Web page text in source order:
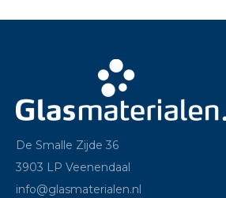
De Smalle Zijde 36
3903 LP Veenendaal
info@glasmaterialen.nl